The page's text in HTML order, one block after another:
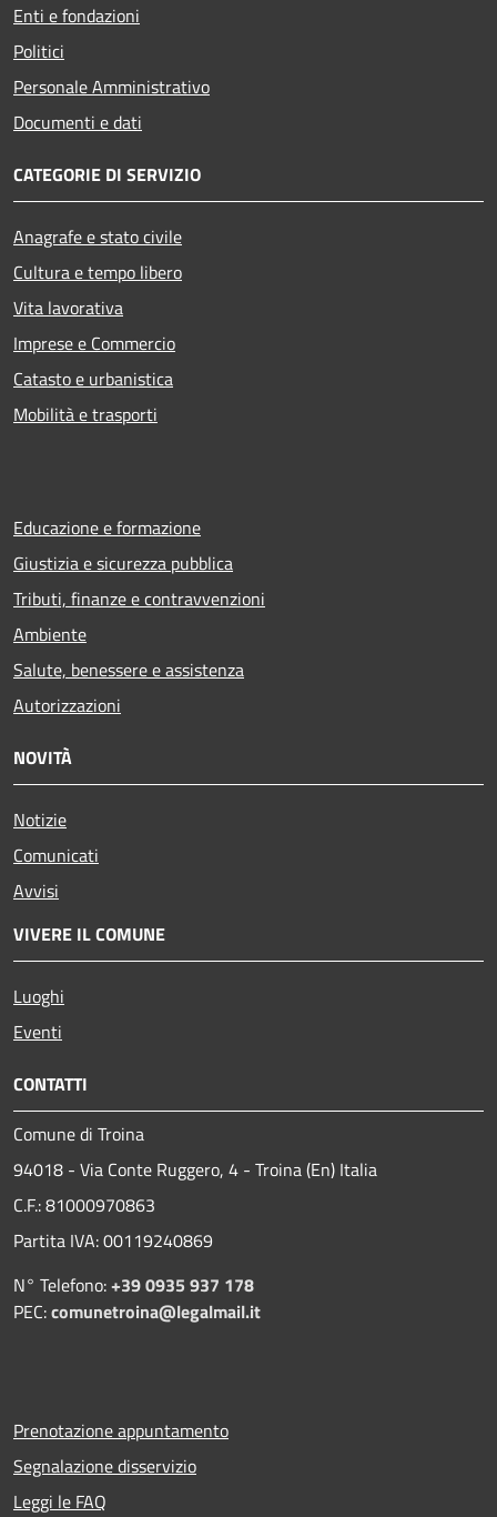
Enti e fondazioni
Politici
Personale Amministrativo
Documenti e dati
CATEGORIE DI SERVIZIO
Anagrafe e stato civile
Cultura e tempo libero
Vita lavorativa
Imprese e Commercio
Catasto e urbanistica
Mobilità e trasporti
Educazione e formazione
Giustizia e sicurezza pubblica
Tributi, finanze e contravvenzioni
Ambiente
Salute, benessere e assistenza
Autorizzazioni
NOVITÀ
Notizie
Comunicati
Avvisi
VIVERE IL COMUNE
Luoghi
Eventi
CONTATTI
Comune di Troina
94018 - Via Conte Ruggero, 4 - Troina (En) Italia
C.F.: 81000970863
Partita IVA: 00119240869
N° Telefono:+39 0935 937 178
PEC:comunetroina@legalmail.it
Prenotazione appuntamento
Segnalazione disservizio
Leggi le FAQ